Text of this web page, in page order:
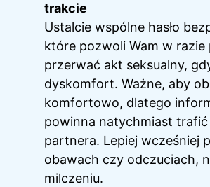
trakcie
Ustalcie wspólne hasło
które pozwoli Wam w
przerwać akt seksualny,
dyskomfort. Ważne, aby
komfortowo, dlatego
powinna natychmiast
partnera. Lepiej wcześniej
obawach czy odczuciach,
milczeniu.